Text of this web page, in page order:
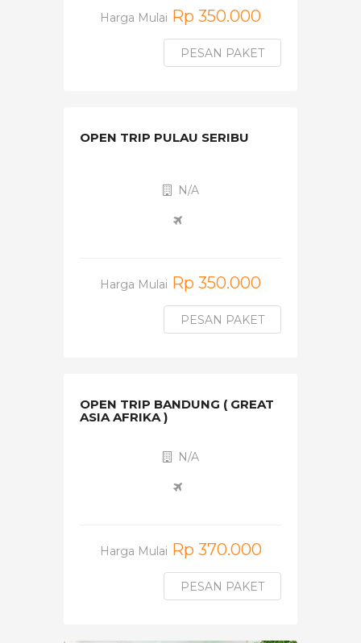
Harga Mulai Rp 350.000
PESAN PAKET
OPEN TRIP PULAU SERIBU
N/A
Harga Mulai Rp 350.000
PESAN PAKET
OPEN TRIP BANDUNG ( GREAT
ASIA AFRIKA )
N/A
Harga Mulai Rp 370.000
PESAN PAKET